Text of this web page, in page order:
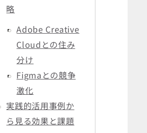
略
Adobe Creative
Cloudとの住み
分け
Figmaとの競争
激化
実践的活用事例か
ら見る効果と課題